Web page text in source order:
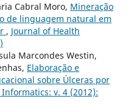
Cabral Moro, Mineração
de linguagem natural em
, Journal of Health
Marcondes Westin,
Elaboração e
sobre Úlceras por
v. 4 (2012):